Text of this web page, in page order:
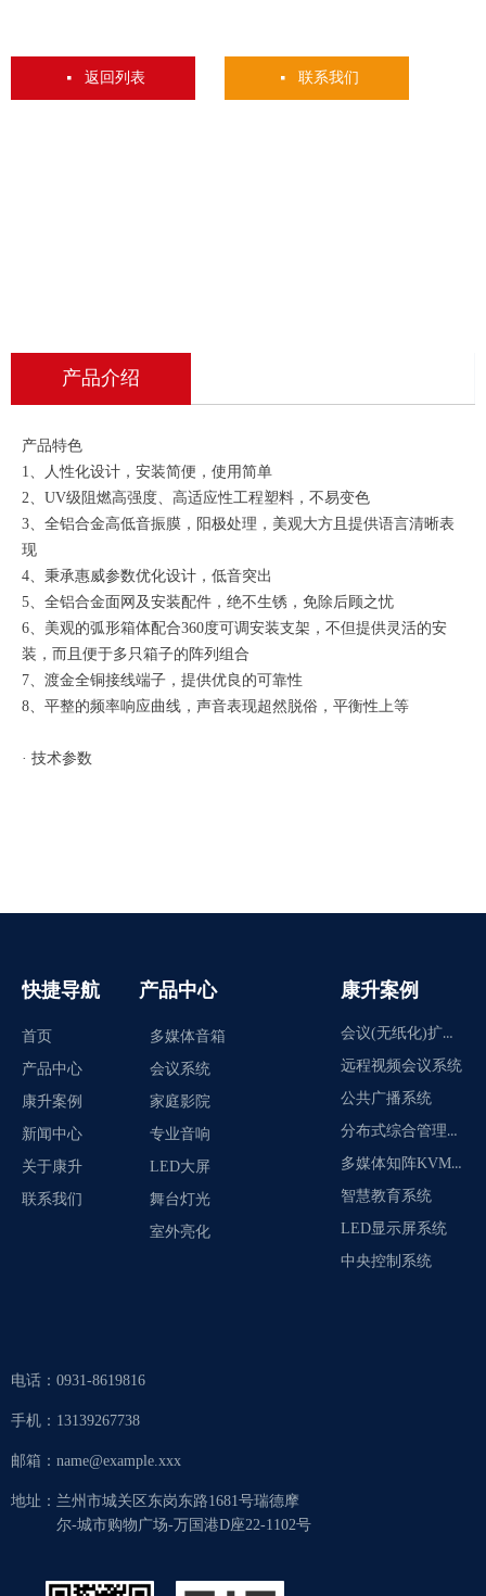
产品介绍
产品特色
1、人性化设计，安装简便，使用简单
2、UV级阻燃高强度、高适应性工程塑料，不易变色
3、全铝合金高低音振膜，阳极处理，美观大方且提供语言清晰表
现
4、秉承惠威参数优化设计，低音突出
5、全铝合金面网及安装配件，绝不生锈，免除后顾之忧
6、美观的弧形箱体配合360度可调安装支架，不但提供灵活的安
装，而且便于多只箱子的阵列组合
7、渡金全铜接线端子，提供优良的可靠性
8、平整的频率响应曲线，声音表现超然脱俗，平衡性上等
· 技术参数
넷 返回列表 넷 联系我们
产品中心
多媒体音箱
会议系统
家庭影院
专业音响
LED大屏
舞台灯光
室外亮化
首页
产品中心
康升案例
新闻中心
关于康升
联系我们
快捷导航
电话： 0931-8619816
手机： 13139267738
邮箱： name@example.xxx
地址： 兰州市城关区东岗东路1681号瑞德摩
尔-城市购物广场-万国港D座22-1102号
康升案例
会议(无纸化)扩声系统
远程视频会议系统
公共广播系统
分布式综合管理平台
多媒体知阵KVM系统
智慧教育系统
LED显示屏系统
中央控制系统